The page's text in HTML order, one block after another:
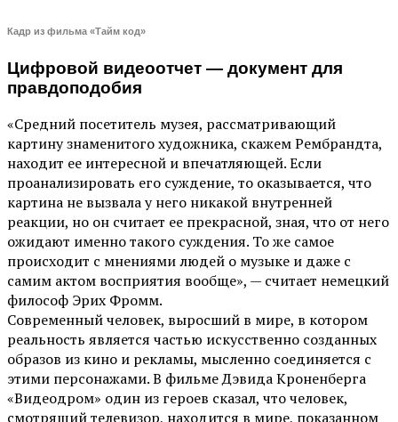
Кадр из фильма «Тайм код»
Цифровой видеоотчет — документ для
правдоподобия
«Средний посетитель музея, рассматривающий
картину знаменитого художника, скажем Рембрандта,
находит ее интересной и впечатляющей. Если
проанализировать его суждение, то оказывается, что
картина не вызвала у него никакой внутренней
реакции, но он считает ее прекрасной, зная, что от него
ожидают именно такого суждения. То же самое
происходит с мнениями людей о музыке и даже с
самим актом восприятия вообще», — считает немецкий
философ Эрих Фромм.
Современный человек, выросший в мире, в котором
реальность является частью искусственно созданных
образов из кино и рекламы, мысленно соединяется с
этими персонажами. В фильме Дэвида Кроненберга
«Видеодром» один из героев сказал, что человек,
смотрящий телевизор, находится в мире, показанном